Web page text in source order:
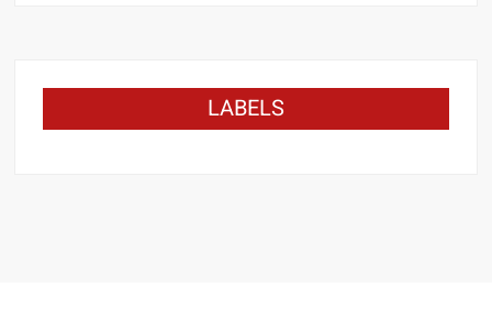
LABELS